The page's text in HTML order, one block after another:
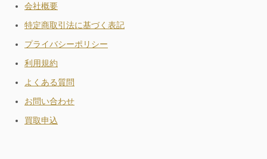
会社概要
特定商取引法に基づく表記
プライバシーポリシー
利用規約
よくある質問
お問い合わせ
買取申込